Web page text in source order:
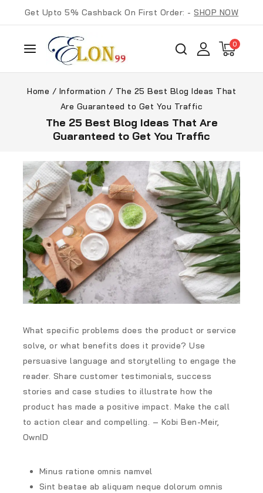
Get Upto 5% Cashback On First Order: -SHOP NOW
0
Home / Information / The 25 Best Blog Ideas That
Are Guaranteed to Get You Traffic
The 25 Best Blog Ideas That Are
Guaranteed to Get You Traffic
What specific problems does the product or service
solve, or what benefits does it provide? Use
persuasive language and storytelling to engage the
reader. Share customer testimonials, success
stories and case studies to illustrate how the
product has made a positive impact. Make the call
to action clear and compelling. – Kobi Ben-Meir,
OwnID
Minus ratione omnis namvel
Sint beatae ab aliquam neque dolorum omnis